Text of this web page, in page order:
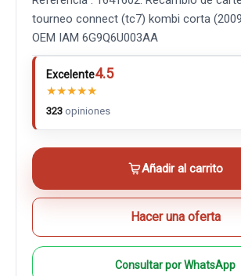
tourneo connect (tc7) kombi corta
OEM IAM 6G9Q6U003AA
Excelente4.5
★★★★★
323 opiniones
Añadir al carrito
Hacer una oferta
Consultar por WhatsApp